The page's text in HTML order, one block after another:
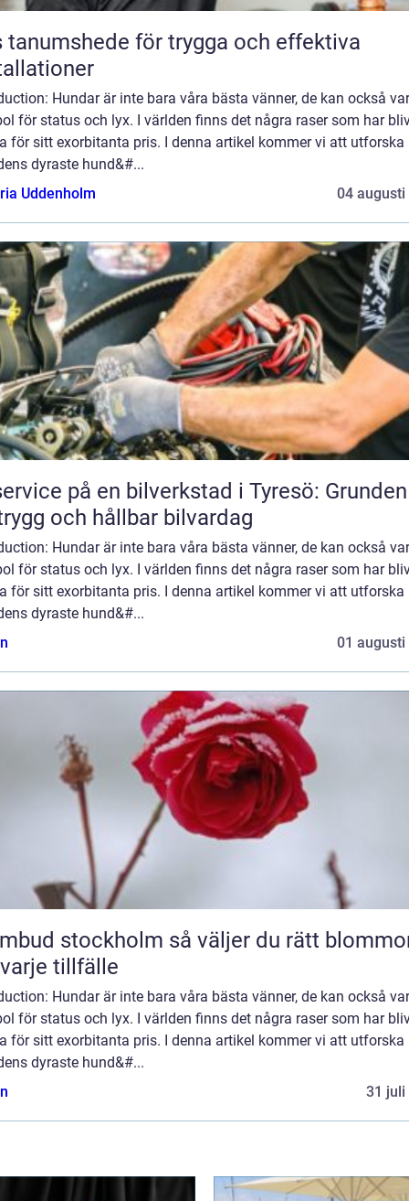
tanumshede för trygga och effektiva
Hundar är inte bara våra bästa vänner, de kan också
för status och lyx. I världen finns det några raser som har
för sitt exorbitanta pris. I denna artikel kommer vi att utforska
dyraste hund&#...
Uddenholm
04 augusti
på en bilverkstad i Tyresö:
och hållbar bilvardag
Hundar är inte bara våra bästa vänner, de kan också
för status och lyx. I världen finns det några raser som har
för sitt exorbitanta pris. I denna artikel kommer vi att utforska
dyraste hund&#...
01 augusti
stockholm så väljer du rätt blommor
tillfälle
Hundar är inte bara våra bästa vänner, de kan också
för status och lyx. I världen finns det några raser som har
för sitt exorbitanta pris. I denna artikel kommer vi att utforska
dyraste hund&#...
31 juli